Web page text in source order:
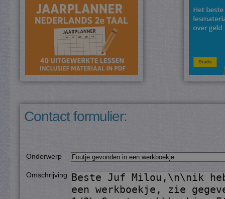
Contact formulier:
Onderwerp :
Omschrijving